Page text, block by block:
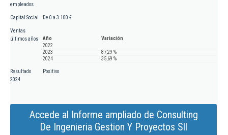
empleados
Capital Social De 0 a 3.100 €
Ventas
últimos años
Año
Variación
2022
2023
87,29 %
2024
35,69 %
Resultado
2024
Positivo
Accede al Informe ampliado de Consulting
De Ingenieria Gestion Y Proyectos Sll